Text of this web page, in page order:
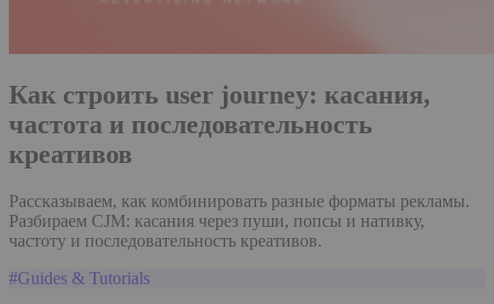
Как строить user journey: касания,
частота и последовательность
креативов
Рассказываем, как комбинировать разные форматы рекламы.
Разбираем CJM: касания через пуши, попсы и нативку,
частоту и последовательность креативов.
#Guides & Tutorials